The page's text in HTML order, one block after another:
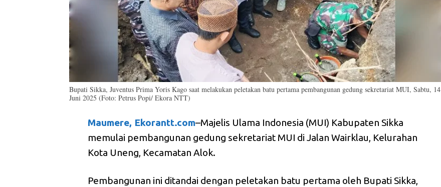
Bupati Sikka, Juventus Prima Yoris Kago saat melakukan peletakan batu pertama pembangunan gedung sekretariat MUI, Sabtu, 14
Juni 2025 (Foto: Petrus Popi/ Ekora NTT)
Maumere, Ekorantt.com–Majelis Ulama Indonesia (MUI) Kabupaten Sikka
memulai pembangunan gedung sekretariat MUI di Jalan Wairklau, Kelurahan
Kota Uneng, Kecamatan Alok.
Pembangunan ini ditandai dengan peletakan batu pertama oleh Bupati Sikka,